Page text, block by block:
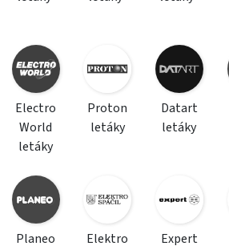
Electro
World
letáky
Proton
letáky
Datart
letáky
Planeo
Elektro
Expert